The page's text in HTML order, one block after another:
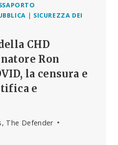
| SICUREZZA DEI
CHD
Ron
la censura e
e
The Defender